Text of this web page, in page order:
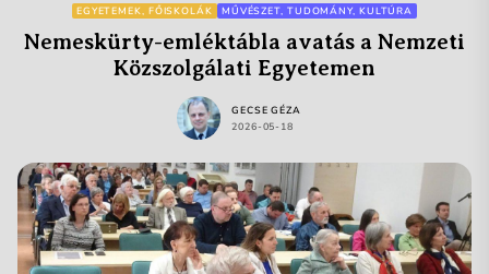
EGYETEMEK, FŐISKOLÁK MŰVÉSZET, TUDOMÁNY, KULTÚRA
Nemeskürty-emléktábla avatás a Nemzeti
Közszolgálati Egyetemen
GECSE GÉZA
2026-05-18